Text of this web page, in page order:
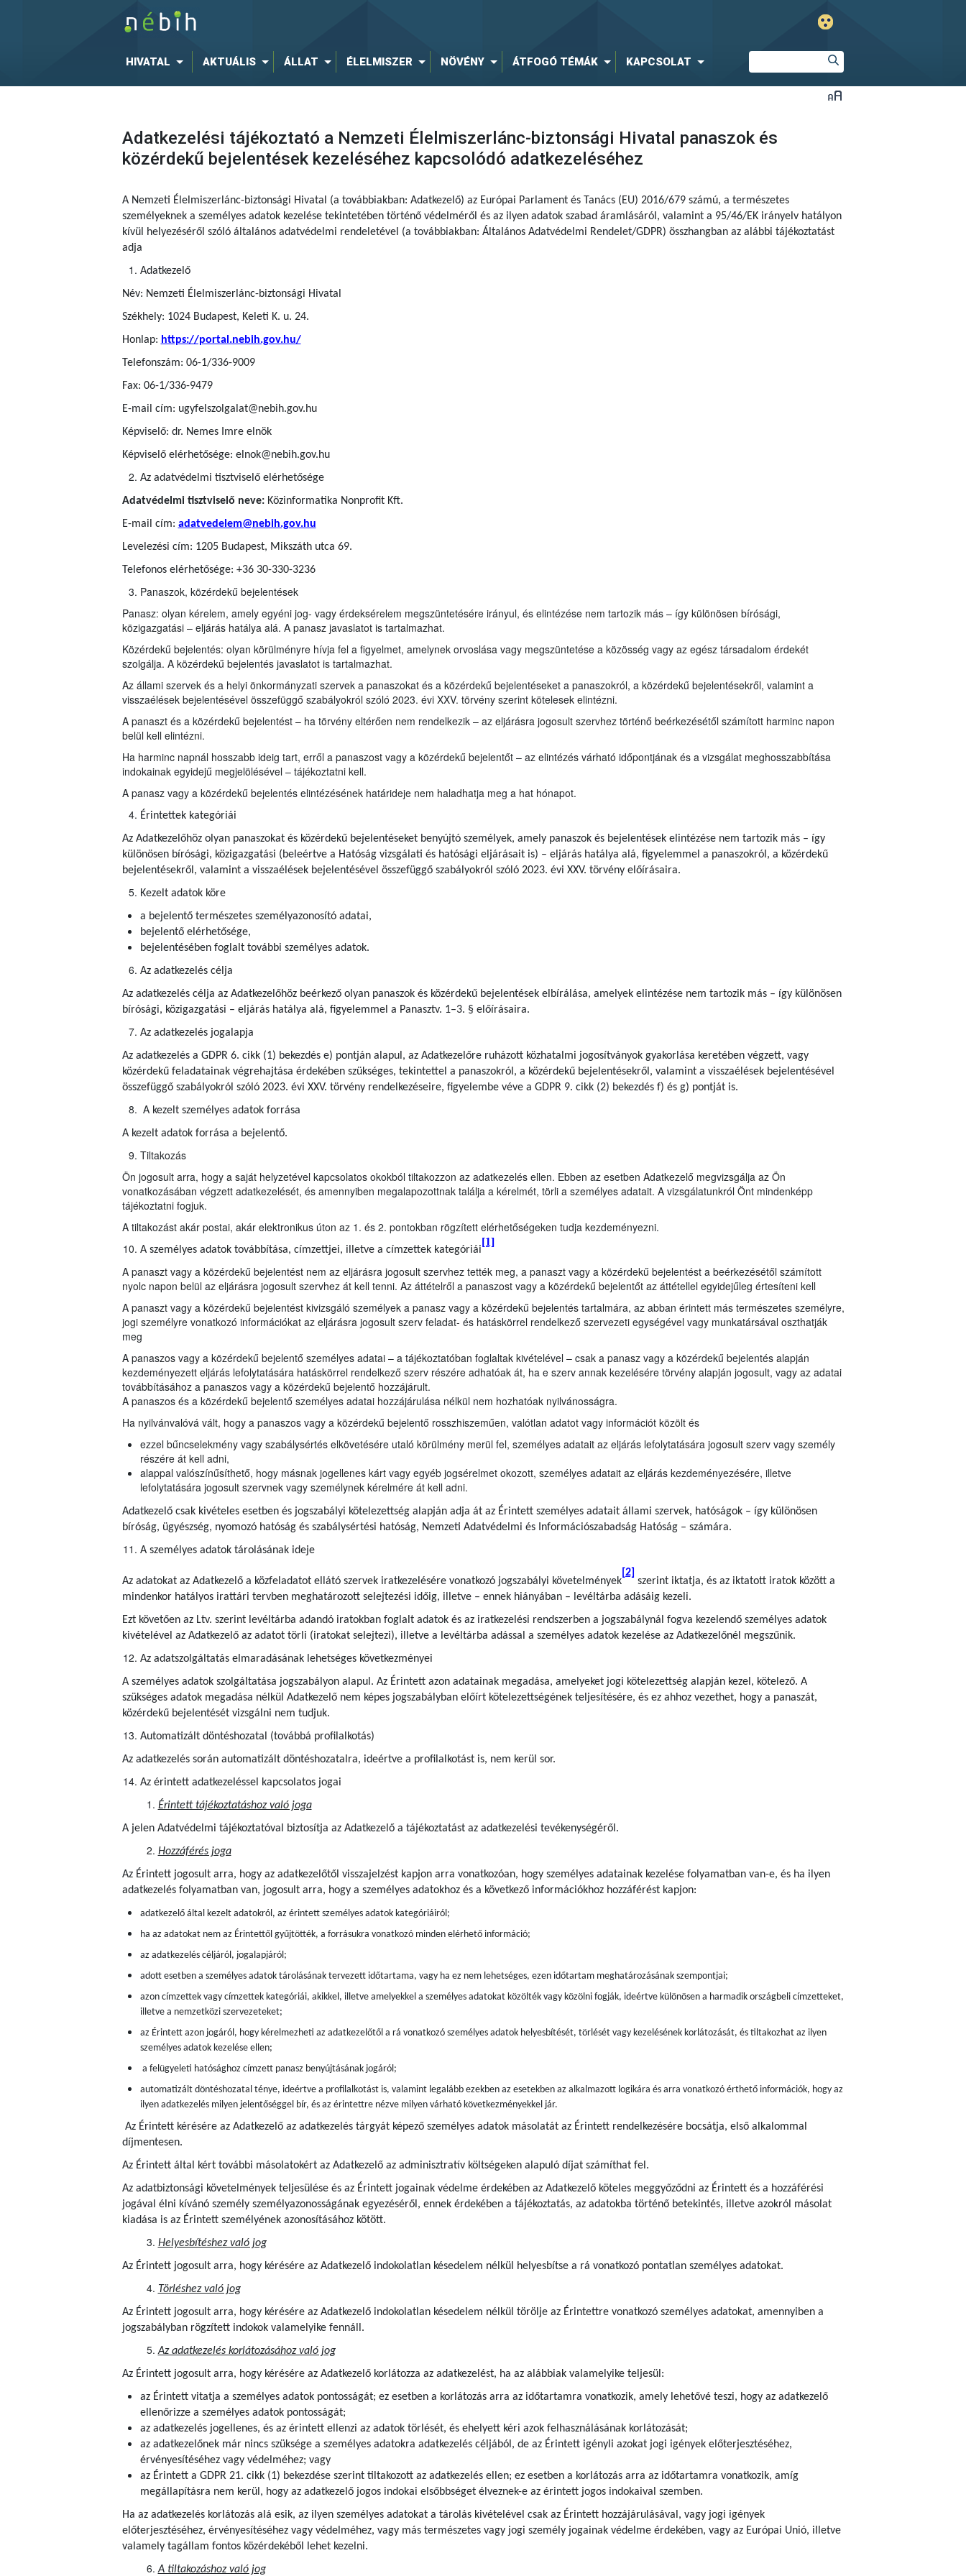
HIVATAL AKTUÁLIS ÁLLAT ÉLELMISZER NÖVÉNY ÁTFOGÓ TÉMÁK KAPCSOLAT
Adatkezelési tájékoztató a Nemzeti Élelmiszerlánc-biztonsági Hivatal panaszok és
közérdekű bejelentések kezeléséhez kapcsolódó adatkezeléséhez
A Nemzeti Élelmiszerlánc-biztonsági Hivatal (a továbbiakban: Adatkezelő) az Európai Parlament és Tanács (EU) 2016/679 számú, a természetes
személyeknek a személyes adatok kezelése tekintetében történő védelméről és az ilyen adatok szabad áramlásáról, valamint a 95/46/EK irányelv hatályon
kívül helyezéséről szóló általános adatvédelmi rendeletével (a továbbiakban: Általános Adatvédelmi Rendelet/GDPR) összhangban az alábbi tájékoztatást
adja
Adatkezelő
Név: Nemzeti Élelmiszerlánc-biztonsági Hivatal
Székhely: 1024 Budapest, Keleti K. u. 24.
Honlap: https://portal.nebih.gov.hu/
Telefonszám: 06-1/336-9009
Fax: 06-1/336-9479
E-mail cím: ugyfelszolgalat@nebih.gov.hu
Képviselő: dr. Nemes Imre elnök
Képviselő elérhetősége: elnok@nebih.gov.hu
Az adatvédelmi tisztviselő elérhetősége
Adatvédelmi tisztviselő neve:Közinformatika Nonprofit Kft.
E-mail cím: adatvedelem@nebih.gov.hu
Levelezési cím: 1205 Budapest, Mikszáth utca 69.
Telefonos elérhetősége: +36 30-330-3236
Panaszok, közérdekű bejelentések
Panasz: olyan kérelem, amely egyéni jog- vagy érdeksérelem megszüntetésére irányul, és elintézése nem tartozik más – így különösen bírósági,
közigazgatási – eljárás hatálya alá. A panasz javaslatot is tartalmazhat.
Közérdekű bejelentés: olyan körülményre hívja fel a figyelmet, amelynek orvoslása vagy megszüntetése a közösség vagy az egész társadalom érdekét
szolgálja. A közérdekű bejelentés javaslatot is tartalmazhat.
Az állami szervek és a helyi önkormányzati szervek a panaszokat és a közérdekű bejelentéseket a panaszokról, a közérdekű bejelentésekről, valamint a
visszaélések bejelentésével összefüggő szabályokról szóló 2023. évi XXV. törvény szerint kötelesek elintézni.
A panaszt és a közérdekű bejelentést – ha törvény eltérően nem rendelkezik – az eljárásra jogosult szervhez történő beérkezésétől számított harminc napon
belül kell elintézni.
Ha harminc napnál hosszabb ideig tart, erről a panaszost vagy a közérdekű bejelentőt – az elintézés várható időpontjának és a vizsgálat meghosszabbítása
indokainak egyidejű megjelölésével – tájékoztatni kell.
A panasz vagy a közérdekű bejelentés elintézésének határideje nem haladhatja meg a hat hónapot.
Érintettek kategóriái
Az Adatkezelőhöz olyan panaszokat és közérdekű bejelentéseket benyújtó személyek, amely panaszok és bejelentések elintézése nem tartozik más – így
különösen bírósági, közigazgatási (beleértve a Hatóság vizsgálati és hatósági eljárásait is) – eljárás hatálya alá, figyelemmel a panaszokról, a közérdekű
bejelentésekről, valamint a visszaélések bejelentésével összefüggő szabályokról szóló 2023. évi XXV. törvény előírásaira.
Kezelt adatok köre
a bejelentő természetes személyazonosító adatai,
bejelentő elérhetősége,
bejelentésében foglalt további személyes adatok.
Az adatkezelés célja
Az adatkezelés célja az Adatkezelőhöz beérkező olyan panaszok és közérdekű bejelentések elbírálása, amelyek elintézése nem tartozik más – így különösen
bírósági, közigazgatási – eljárás hatálya alá, figyelemmel a Panasztv. 1–3. § előírásaira.
Az adatkezelés jogalapja
Az adatkezelés a GDPR 6. cikk (1) bekezdés e) pontján alapul, az Adatkezelőre ruházott közhatalmi jogosítványok gyakorlása keretében végzett, vagy
közérdekű feladatainak végrehajtása érdekében szükséges, tekintettel a panaszokról, a közérdekű bejelentésekről, valamint a visszaélések bejelentésével
összefüggő szabályokról szóló 2023. évi XXV. törvény rendelkezéseire, figyelembe véve a GDPR 9. cikk (2) bekezdés f) és g) pontját is.
A kezelt személyes adatok forrása
A kezelt adatok forrása a bejelentő.
Tiltakozás
Ön jogosult arra, hogy a saját helyzetével kapcsolatos okokból tiltakozzon az adatkezelés ellen. Ebben az esetben Adatkezelő megvizsgálja az Ön
vonatkozásában végzett adatkezelését, és amennyiben megalapozottnak találja a kérelmét, törli a személyes adatait. A vizsgálatunkról Önt mindenképp
tájékoztatni fogjuk.
A tiltakozást akár postai, akár elektronikus úton az 1. és 2. pontokban rögzített elérhetőségeken tudja kezdeményezni.
A személyes adatok továbbítása, címzettjei, illetve a címzettek kategóriái
[1]
A panaszt vagy a közérdekű bejelentést nem az eljárásra jogosult szervhez tették meg, a panaszt vagy a közérdekű bejelentést a beérkezésétől számított
nyolc napon belül az eljárásra jogosult szervhez át kell tenni. Az áttételről a panaszost vagy a közérdekű bejelentőt az áttétellel egyidejűleg értesíteni kell
A panaszt vagy a közérdekű bejelentést kivizsgáló személyek a panasz vagy a közérdekű bejelentés tartalmára, az abban érintett más természetes személyre,
jogi személyre vonatkozó információkat az eljárásra jogosult szerv feladat- és hatáskörrel rendelkező szervezeti egységével vagy munkatársával oszthatják
meg
A panaszos vagy a közérdekű bejelentő személyes adatai – a tájékoztatóban foglaltak kivételével – csak a panasz vagy a közérdekű bejelentés alapján
kezdeményezett eljárás lefolytatására hatáskörrel rendelkező szerv részére adhatóak át, ha e szerv annak kezelésére törvény alapján jogosult, vagy az adatai
továbbításához a panaszos vagy a közérdekű bejelentő hozzájárult.
A panaszos és a közérdekű bejelentő személyes adatai hozzájárulása nélkül nem hozhatóak nyilvánosságra.
Ha nyilvánvalóvá vált, hogy a panaszos vagy a közérdekű bejelentő rosszhiszeműen, valótlan adatot vagy információt közölt és
ezzel bűncselekmény vagy szabálysértés elkövetésére utaló körülmény merül fel, személyes adatait az eljárás lefolytatására jogosult szerv vagy személy
részére át kell adni,
alappal valószínűsíthető, hogy másnak jogellenes kárt vagy egyéb jogsérelmet okozott, személyes adatait az eljárás kezdeményezésére, illetve
lefolytatására jogosult szervnek vagy személynek kérelmére át kell adni.
Adatkezelő csak kivételes esetben és jogszabályi kötelezettség alapján adja át az Érintett személyes adatait állami szervek, hatóságok – így különösen
bíróság, ügyészség, nyomozó hatóság és szabálysértési hatóság, Nemzeti Adatvédelmi és Információszabadság Hatóság – számára.
A személyes adatok tárolásának ideje
Az adatokat az Adatkezelő a közfeladatot ellátó szervek iratkezelésére vonatkozó jogszabályi követelmények
[2]
szerint iktatja, és az iktatott iratok között a
mindenkor hatályos irattári tervben meghatározott selejtezési időig, illetve – ennek hiányában – levéltárba adásáig kezeli.
Ezt követően az Ltv. szerint levéltárba adandó iratokban foglalt adatok és az iratkezelési rendszerben a jogszabálynál fogva kezelendő személyes adatok
kivételével az Adatkezelő az adatot törli (iratokat selejtezi), illetve a levéltárba adással a személyes adatok kezelése az Adatkezelőnél megszűnik.
Az adatszolgáltatás elmaradásának lehetséges következményei
A személyes adatok szolgáltatása jogszabályon alapul. Az Érintett azon adatainak megadása, amelyeket jogi kötelezettség alapján kezel, kötelező. A
szükséges adatok megadása nélkül Adatkezelő nem képes jogszabályban előírt kötelezettségének teljesítésére, és ez ahhoz vezethet, hogy a panaszát,
közérdekű bejelentését vizsgálni nem tudjuk.
Automatizált döntéshozatal (továbbá profilalkotás)
Az adatkezelés során automatizált döntéshozatalra, ideértve a profilalkotást is, nem kerül sor.
Az érintett adatkezeléssel kapcsolatos jogai
Érintett tájékoztatáshoz való joga
A jelen Adatvédelmi tájékoztatóval biztosítja az Adatkezelő a tájékoztatást az adatkezelési tevékenységéről.
Hozzáférés joga
Az Érintett jogosult arra, hogy az adatkezelőtől visszajelzést kapjon arra vonatkozóan, hogy személyes adatainak kezelése folyamatban van-e, és ha ilyen
adatkezelés folyamatban van, jogosult arra, hogy a személyes adatokhoz és a következő információkhoz hozzáférést kapjon:
adatkezelő által kezelt adatokról, az érintett személyes adatok kategóriáiról;
ha az adatokat nem az Érintettől gyűjtötték, a forrásukra vonatkozó minden elérhető információ;
az adatkezelés céljáról, jogalapjáról;
adott esetben a személyes adatok tárolásának tervezett időtartama, vagy ha ez nem lehetséges, ezen időtartam meghatározásának szempontjai;
azon címzettek vagy címzettek kategóriái, akikkel, illetve amelyekkel a személyes adatokat közölték vagy közölni fogják, ideértve különösen a harmadik országbeli címzetteket,
illetve a nemzetközi szervezeteket;
az Érintett azon jogáról, hogy kérelmezheti az adatkezelőtől a rá vonatkozó személyes adatok helyesbítését, törlését vagy kezelésének korlátozását, és tiltakozhat az ilyen
személyes adatok kezelése ellen;
a felügyeleti hatósághoz címzett panasz benyújtásának jogáról;
automatizált döntéshozatal ténye, ideértve a profilalkotást is, valamint legalább ezekben az esetekben az alkalmazott logikára és arra vonatkozó érthető információk, hogy az
ilyen adatkezelés milyen jelentőséggel bír, és az érintettre nézve milyen várható következményekkel jár.
Az Érintett kérésére az Adatkezelő az adatkezelés tárgyát képező személyes adatok másolatát az Érintett rendelkezésére bocsátja, első alkalommal
díjmentesen.
Az Érintett által kért további másolatokért az Adatkezelő az adminisztratív költségeken alapuló díjat számíthat fel.
Az adatbiztonsági követelmények teljesülése és az Érintett jogainak védelme érdekében az Adatkezelő köteles meggyőződni az Érintett és a hozzáférési
jogával élni kívánó személy személyazonosságának egyezéséről, ennek érdekében a tájékoztatás, az adatokba történő betekintés, illetve azokról másolat
kiadása is az Érintett személyének azonosításához kötött.
Helyesbítéshez való jog
Az Érintett jogosult arra, hogy kérésére az Adatkezelő indokolatlan késedelem nélkül helyesbítse a rá vonatkozó pontatlan személyes adatokat.
Törléshez való jog
Az Érintett jogosult arra, hogy kérésére az Adatkezelő indokolatlan késedelem nélkül törölje az Érintettre vonatkozó személyes adatokat, amennyiben a
jogszabályban rögzített indokok valamelyike fennáll.
Az adatkezelés korlátozásához való jog
Az Érintett jogosult arra, hogy kérésére az Adatkezelő korlátozza az adatkezelést, ha az alábbiak valamelyike teljesül:
az Érintett vitatja a személyes adatok pontosságát; ez esetben a korlátozás arra az időtartamra vonatkozik, amely lehetővé teszi, hogy az adatkezelő
ellenőrizze a személyes adatok pontosságát;
az adatkezelés jogellenes, és az érintett ellenzi az adatok törlését, és ehelyett kéri azok felhasználásának korlátozását;
az adatkezelőnek már nincs szüksége a személyes adatokra adatkezelés céljából, de az Érintett igényli azokat jogi igények előterjesztéséhez,
érvényesítéséhez vagy védelméhez; vagy
az Érintett a GDPR 21. cikk (1) bekezdése szerint tiltakozott az adatkezelés ellen; ez esetben a korlátozás arra az időtartamra vonatkozik, amíg
megállapításra nem kerül, hogy az adatkezelő jogos indokai elsőbbséget élveznek-e az érintett jogos indokaival szemben.
Ha az adatkezelés korlátozás alá esik, az ilyen személyes adatokat a tárolás kivételével csak az Érintett hozzájárulásával, vagy jogi igények
előterjesztéséhez, érvényesítéséhez vagy védelméhez, vagy más természetes vagy jogi személy jogainak védelme érdekében, vagy az Európai Unió, illetve
valamely tagállam fontos közérdekéből lehet kezelni.
A tiltakozáshoz való jog